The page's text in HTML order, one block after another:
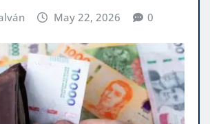
May 22, 2026 0